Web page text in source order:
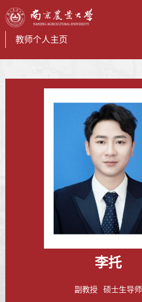
教师个人主页
李托
副教授 硕士生导师